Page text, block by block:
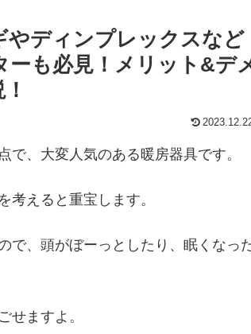
やディンプレックスなど
も必見！メリット&デ
、大変人気のある暖房器具です。
考えると重宝します。
で、頭がぼーっとしたり、眠くなっ
せますよ。